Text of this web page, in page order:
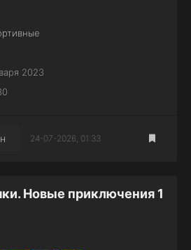
2023
24-07-2026, 01:33
Новые приключения 1